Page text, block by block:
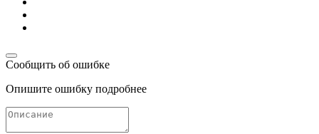
Сообщить об ошибке
Опишите ошибку подробнее